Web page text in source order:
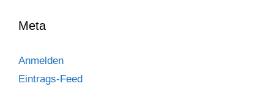
Meta
Anmelden
Eintrags-Feed